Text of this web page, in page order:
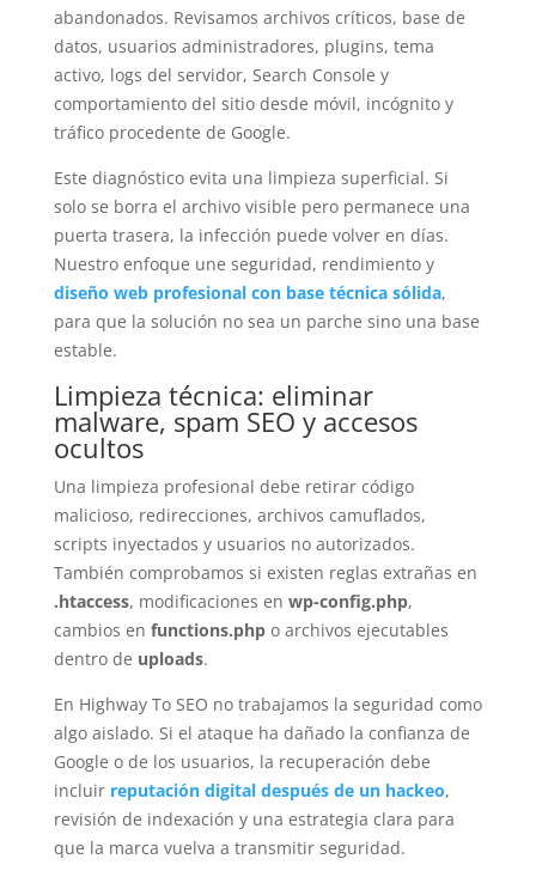
abandonados. Revisamos archivos críticos, base de
datos, usuarios administradores, plugins, tema
activo, logs del servidor, Search Console y
comportamiento del sitio desde móvil, incógnito y
tráfico procedente de Google.
Este diagnóstico evita una limpieza superficial. Si
solo se borra el archivo visible pero permanece una
puerta trasera, la infección puede volver en días.
Nuestro enfoque une seguridad, rendimiento y
diseño web profesional con base técnica sólida,
para que la solución no sea un parche sino una base
estable.
Limpieza técnica: eliminar
malware, spam SEO y accesos
ocultos
Una limpieza profesional debe retirar código
malicioso, redirecciones, archivos camuflados,
scripts inyectados y usuarios no autorizados.
También comprobamos si existen reglas extrañas en
.htaccess, modificaciones en wp-config.php,
cambios en functions.phpo archivos ejecutables
dentro de uploads.
En Highway To SEO no trabajamos la seguridad como
algo aislado. Si el ataque ha dañado la confianza de
Google o de los usuarios, la recuperación debe
incluir reputación digital después de un hackeo,
revisión de indexación y una estrategia clara para
que la marca vuelva a transmitir seguridad.